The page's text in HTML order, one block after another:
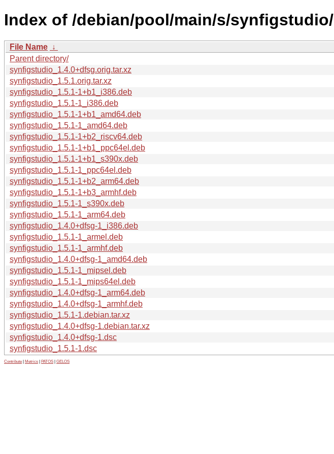
Index of /debian/pool/main/s/synfigstudio/
File Name ↓
Parent directory/
synfigstudio_1.4.0+dfsg.orig.tar.xz
synfigstudio_1.5.1.orig.tar.xz
synfigstudio_1.5.1-1+b1_i386.deb
synfigstudio_1.5.1-1_i386.deb
synfigstudio_1.5.1-1+b1_amd64.deb
synfigstudio_1.5.1-1_amd64.deb
synfigstudio_1.5.1-1+b2_riscv64.deb
synfigstudio_1.5.1-1+b1_ppc64el.deb
synfigstudio_1.5.1-1+b1_s390x.deb
synfigstudio_1.5.1-1_ppc64el.deb
synfigstudio_1.5.1-1+b2_arm64.deb
synfigstudio_1.5.1-1+b3_armhf.deb
synfigstudio_1.5.1-1_s390x.deb
synfigstudio_1.5.1-1_arm64.deb
synfigstudio_1.4.0+dfsg-1_i386.deb
synfigstudio_1.5.1-1_armel.deb
synfigstudio_1.5.1-1_armhf.deb
synfigstudio_1.4.0+dfsg-1_amd64.deb
synfigstudio_1.5.1-1_mipsel.deb
synfigstudio_1.5.1-1_mips64el.deb
synfigstudio_1.4.0+dfsg-1_arm64.deb
synfigstudio_1.4.0+dfsg-1_armhf.deb
synfigstudio_1.5.1-1.debian.tar.xz
synfigstudio_1.4.0+dfsg-1.debian.tar.xz
synfigstudio_1.4.0+dfsg-1.dsc
synfigstudio_1.5.1-1.dsc
Contribute Metrics PATOS GELOS